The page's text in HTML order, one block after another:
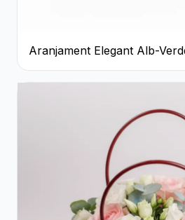
Aranjament Elegant Alb-
Cutie Gri